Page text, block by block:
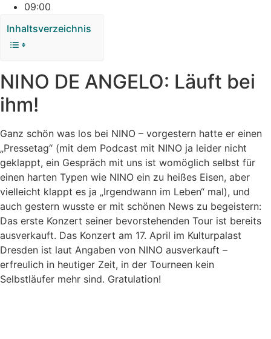
09:00
Inhaltsverzeichnis
NINO DE ANGELO: Läuft bei
ihm!
Ganz schön was los bei NINO – vorgestern hatte er einen
„Pressetag“ (mit dem Podcast mit NINO ja leider nicht
geklappt, ein Gespräch mit uns ist womöglich selbst für
einen harten Typen wie NINO ein zu heißes Eisen, aber
vielleicht klappt es ja „Irgendwann im Leben“ mal), und
auch gestern wusste er mit schönen News zu begeistern:
Das erste Konzert seiner bevorstehenden Tour ist bereits
ausverkauft. Das Konzert am 17. April im Kulturpalast
Dresden ist laut Angaben von NINO ausverkauft –
erfreulich in heutiger Zeit, in der Tourneen kein
Selbstläufer mehr sind. Gratulation!